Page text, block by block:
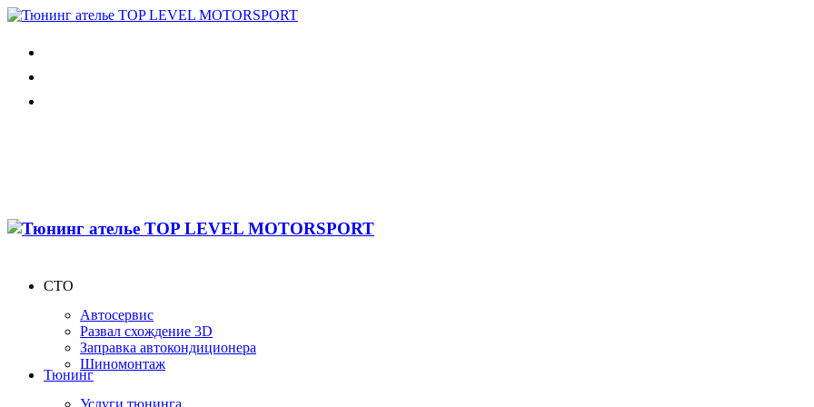
СТО
Автосервис
Развал схождение 3D
Заправка автокондиционера
Шиномонтаж
Тюнинг